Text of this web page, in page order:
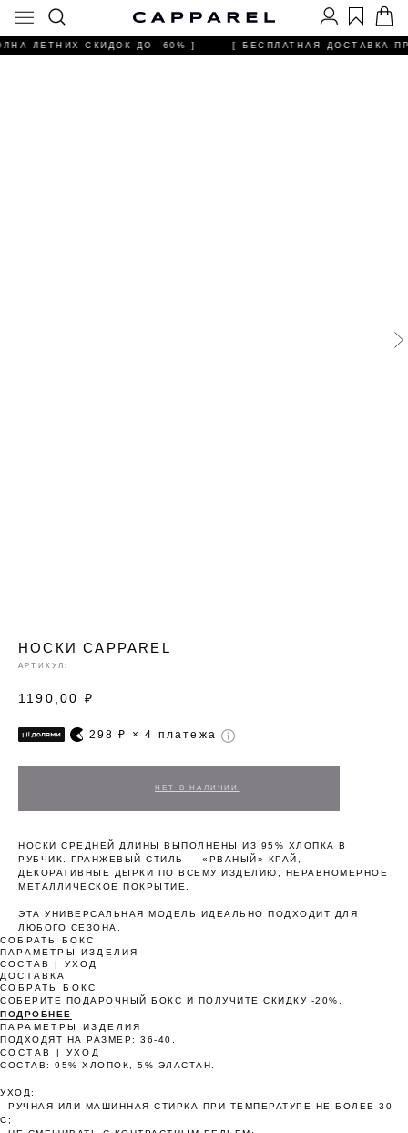
ЛЕТНИХ СКИДОК ДО -60% ] [ БЕСПЛАТНАЯ ДОСТАВКА
НОСКИ CAPPAREL
АРТИКУЛ:
1190,00 ₽
298 ₽ × 4 платежа
НОСКИ СРЕДНЕЙ ДЛИНЫ ВЫПОЛНЕНЫ ИЗ 95% ХЛОПКА В
РУБЧИК. ГРАНЖЕВЫЙ СТИЛЬ — «РВАНЫЙ» КРАЙ,
ДЕКОРАТИВНЫЕ ДЫРКИ ПО ВСЕМУ ИЗДЕЛИЮ, НЕРАВНОМЕРНОЕ
МЕТАЛЛИЧЕСКОЕ ПОКРЫТИЕ.
ЭТА УНИВЕРСАЛЬНАЯ МОДЕЛЬ ИДЕАЛЬНО ПОДХОДИТ ДЛЯ
ЛЮБОГО СЕЗОНА.
СОБРАТЬ БОКС
ПАРАМЕТРЫ ИЗДЕЛИЯ
СОСТАВ | УХОД
ДОСТАВКА
СОБРАТЬ БОКС
СОБЕРИТЕ ПОДАРОЧНЫЙ БОКС И ПОЛУЧИТЕ СКИДКУ -20%.
ПОДРОБНЕЕ
ПАРАМЕТРЫ ИЗДЕЛИЯ
ПОДХОДЯТ НА РАЗМЕР: 36-40.
СОСТАВ | УХОД
СОСТАВ: 95% ХЛОПОК, 5% ЭЛАСТАН.
УХОД:
- РУЧНАЯ ИЛИ МАШИННАЯ СТИРКА ПРИ ТЕМПЕРАТУРЕ НЕ БОЛЕЕ 30
C;
Оплата частями
Оплатите сегодня 25% стоимости покупки
картой любого банка, остальное — тремя
платежами раз в две недели.
Оплата
25%
Через 2
25% 25% 25%